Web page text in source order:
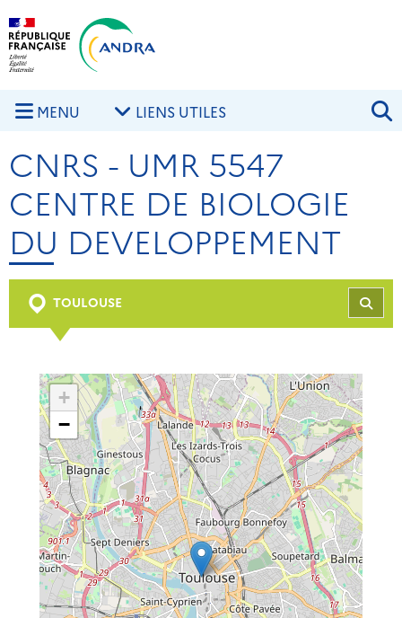
Aller au contenu principal
MENU LIENS UTILES
CNRS - UMR 5547
CENTRE DE BIOLOGIE
DU DEVELOPPEMENT
TOULOUSE
+
−